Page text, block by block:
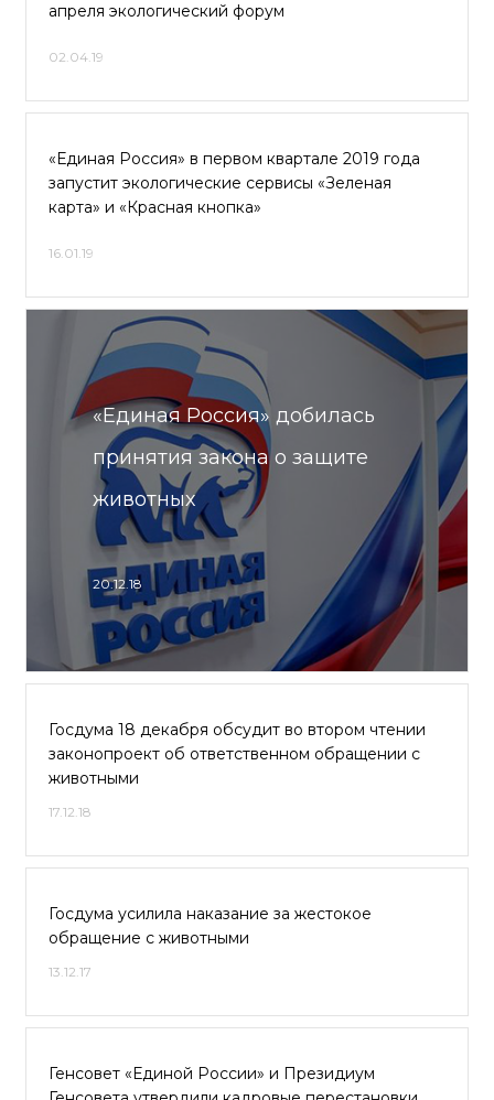
апреля экологический форум
02.04.19
«Единая Россия» в первом квартале 2019 года
запустит экологические сервисы «Зеленая
карта» и «Красная кнопка»
16.01.19
«Единая Россия» добилась
принятия закона о защите
животных
20.12.18
Госдума 18 декабря обсудит во втором чтении
законопроект об ответственном обращении с
животными
17.12.18
Госдума усилила наказание за жестокое
обращение с животными
13.12.17
Генсовет «Единой России» и Президиум